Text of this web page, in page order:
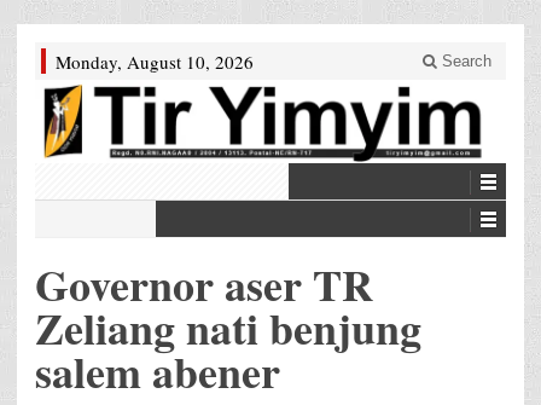
Monday, August 10, 2026 Search
Governor aser TR
Zeliang nati benjung
salem abener